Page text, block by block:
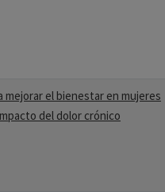
mejorar el bienestar en mujeres
del dolor crónico